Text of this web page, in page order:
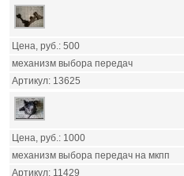
500
механизм выбора передач
13625
1000
механизм выбора передач на мкпп
11429